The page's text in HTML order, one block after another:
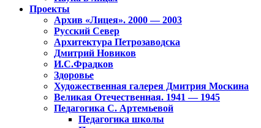
Проекты
Архив «Лицея». 2000 — 2003
Русский Север
Архитектура Петрозаводска
Дмитрий Новиков
И.С.Фрадков
Здоровье
Художественная галерея Дмитрия Москина
Великая Отечественная. 1941 — 1945
Педагогика С. Артемьевой
Педагогика школы